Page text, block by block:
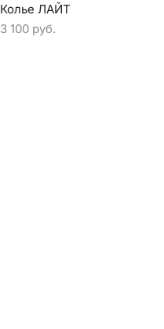
Колье ЛАЙТ
3 100 pуб.